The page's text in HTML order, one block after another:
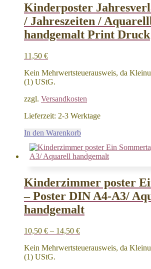
Kinderposter
/ Jahreszeiten /
handgemalt Print Druck
11,50 €
Kein Mehrwertsteuerausweis, da
(1) UStG.
zzgl. Versandkosten
Lieferzeit: 2-3 Werktage
In den Warenkorb
Kinderzimmer poster
– Poster DIN A4-A3/
handgemalt
10,50 € – 14,50 €
Kein Mehrwertsteuerausweis, da
(1) UStG.